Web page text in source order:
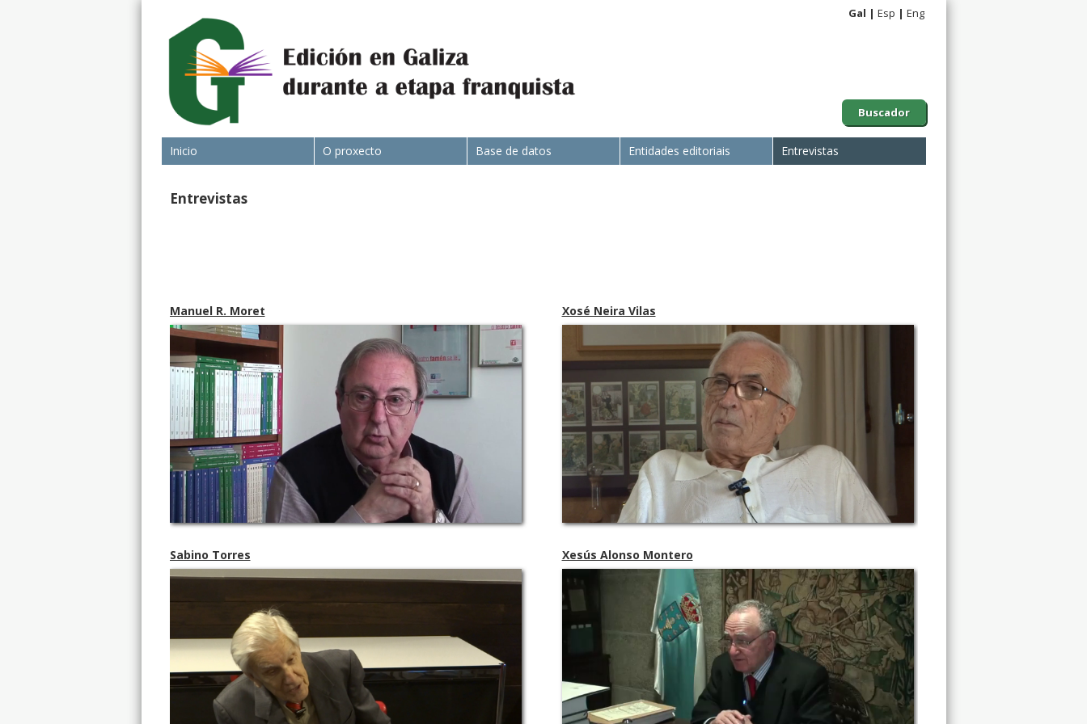
Buscador
Gal Esp Eng
Inicio O proxecto Base de datos Entidades editoriais Entrevistas
Entrevistas
Manuel R. Moret Xosé Neira Vilas
Sabino Torres Xesús Alonso Montero